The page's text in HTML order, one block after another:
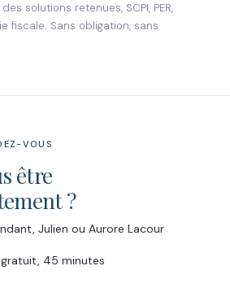
solutions retenues, SCPI, PER,
fiscale. Sans obligation, sans
VOUS
être
?
Julien ou Aurore Lacour
45 minutes